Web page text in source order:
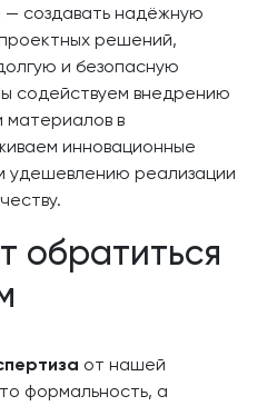
создавать надёжную
решений,
и безопасную
содействуем внедрению
материалов в
инновационные
удешевлению реализации
обратиться
от нашей
формальность, а